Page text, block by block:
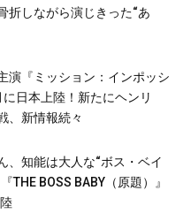
折しながら演じきった“あ
演『ミッション：インポッシ
日本上陸！新たにヘンリ
、新情報続々
、知能は大人な“ボス・ベイ
THE BOSS BABY（原題）』